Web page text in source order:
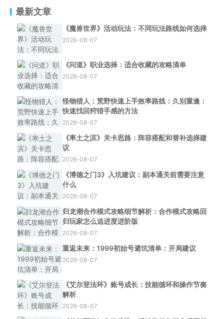
最新文章
《魔兽世界》活动玩法：不同玩法路线如何选择
2026-08-07
《问道》职业选择：适合收藏的攻略清单
2026-08-07
怪物猎人：荒野快速上手效率路线：久别重逢：
快速找回狩猎手感的方法
2026-08-07
《率土之滨》关卡思路：阵容搭配和替补选择建
议
2026-08-07
《博德之门3》入坑建议：副本通关前需要注意
什么
2026-08-07
归龙潮合作模式攻略细节解析：合作模式攻略回
归玩家怎么追进度进阶版
2026-08-07
重返未来：1999初始号避坑清单：开局建议
2026-08-07
《艾尔登法环》账号成长：技能循环和操作节奏
解析
2026-08-07